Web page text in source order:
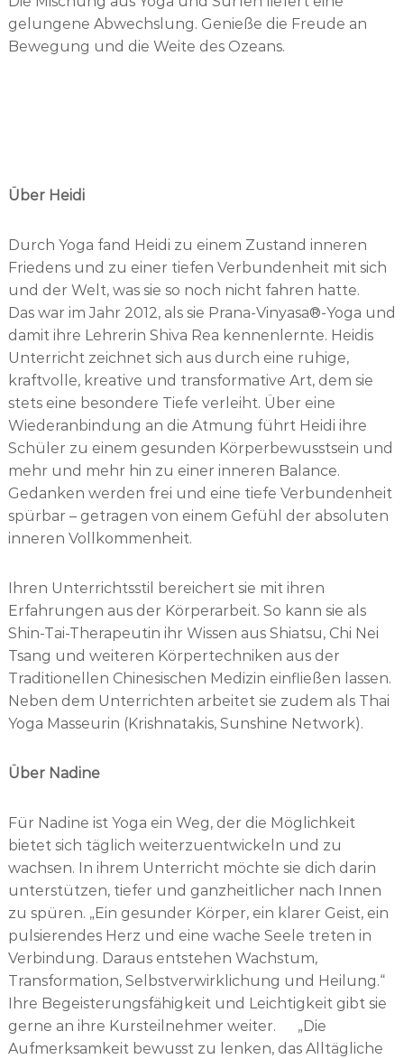
gelungene Abwechslung. Genieße die Freude an
Bewegung und die Weite des Ozeans.
Über Heidi
Durch Yoga fand Heidi zu einem Zustand inneren
Friedens und zu einer tiefen Verbundenheit mit sich
und der Welt, was sie so noch nicht fahren hatte.
Das war im Jahr 2012, als sie Prana-Vinyasa®-Yoga und
damit ihre Lehrerin Shiva Rea kennenlernte. Heidis
Unterricht zeichnet sich aus durch eine ruhige,
kraftvolle, kreative und transformative Art, dem sie
stets eine besondere Tiefe verleiht. Über eine
Wiederanbindung an die Atmung führt Heidi ihre
Schüler zu einem gesunden Körperbewusstsein und
mehr und mehr hin zu einer inneren Balance.
Gedanken werden frei und eine tiefe Verbundenheit
spürbar – getragen von einem Gefühl der absoluten
inneren Vollkommenheit.
Ihren Unterrichtsstil bereichert sie mit ihren
Erfahrungen aus der Körperarbeit. So kann sie als
Shin-Tai-Therapeutin ihr Wissen aus Shiatsu, Chi Nei
Tsang und weiteren Körpertechniken aus der
Traditionellen Chinesischen Medizin einfließen lassen.
Neben dem Unterrichten arbeitet sie zudem als Thai
Yoga Masseurin (Krishnatakis, Sunshine Network).
Über Nadine
Für Nadine ist Yoga ein Weg, der die Möglichkeit
bietet sich täglich weiterzuentwickeln und zu
wachsen. In ihrem Unterricht möchte sie dich darin
unterstützen, tiefer und ganzheitlicher nach Innen
zu spüren. „Ein gesunder Körper, ein klarer Geist, ein
pulsierendes Herz und eine wache Seele treten in
Verbindung. Daraus entstehen Wachstum,
Transformation, Selbstverwirklichung und Heilung.“
Ihre Begeisterungsfähigkeit und Leichtigkeit gibt sie
gerne an ihre Kursteilnehmer weiter. „Die
Aufmerksamkeit bewusst zu lenken, das Alltägliche